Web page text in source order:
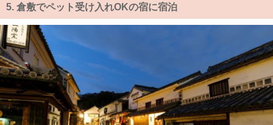
5. 倉敷でペット受け入れOKの宿に宿泊